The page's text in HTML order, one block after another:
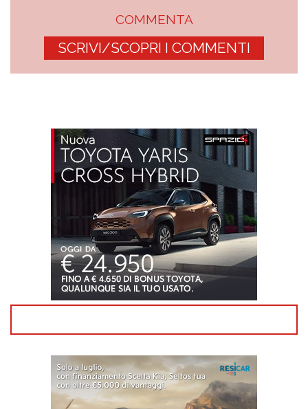
COMMENTA
SCRIVI/SCOPRI I COMMENTI